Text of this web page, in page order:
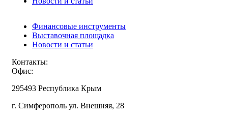
Финансовые инструменты
Выставочная площадка
Новости и статьи
Контакты:
Офис:
295493 Республика Крым
г. Симферополь ул. Внешняя, 28